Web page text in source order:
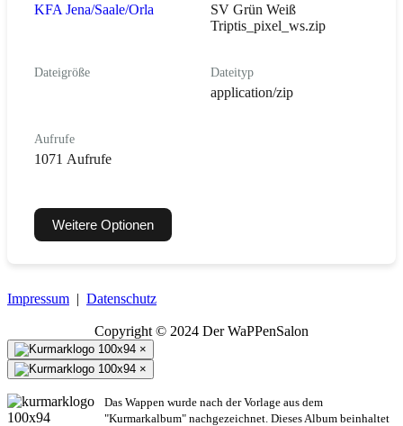
KFA Jena/Saale/Orla
SV Grün Weiß
Triptis_pixel_ws.zip
Dateigröße Dateityp
application/zip
Aufrufe
1071 Aufrufe
Weitere Optionen
Impressum | Datenschutz
Copyright © 2024 Der WaPPenSalon
×
×
Das Wappen wurde nach der Vorlage aus dem
"Kurmarkalbum" nachgezeichnet. Dieses Album beinhaltet